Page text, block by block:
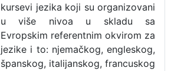
kursevi jezika koji su organizovani
u više nivoa u skladu sa
Evropskim referentnim okvirom za
jezike i to: njemačkog, engleskog,
španskog, italijanskog, francuskog